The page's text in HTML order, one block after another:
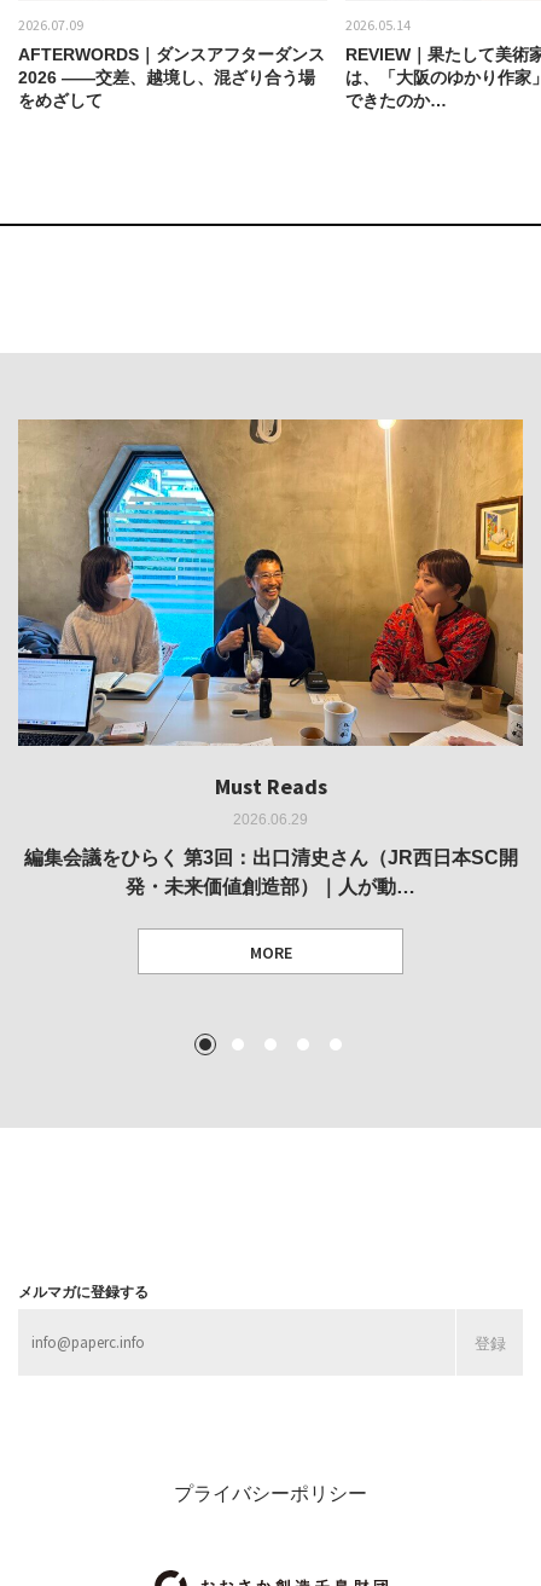
2026.07.09
AFTERWORDS｜ダンスアフターダンス
2026 ——交差、越境し、混ざり合う場
をめざして
2026.05.14
REVIEW｜果たして美術
は、「大阪のゆかり作家
できたのか…
Must Reads
2026.06.29
編集会議をひらく 第3回：出口清史さん（JR西日本SC開
発・未来価値創造部）｜人が動…
MORE
Must Reads
2026.05.14
REVIEW｜果たして美術家・梅津庸一は、「大阪のゆかり
作家」となることができたのか…
Must Reads
2026.03.11
REPORT｜博覧会の残像
MORE
Must Reads
2026.02.25
REVIEW｜菊池聡太朗 個展「余りの風景」
MORE
Must Reads
2025.10.01
REVIEW｜生の存在証明としての線——「ライフライン」
展
1 2 3 4 5
メルマガに登録する
プライバシーポリシー